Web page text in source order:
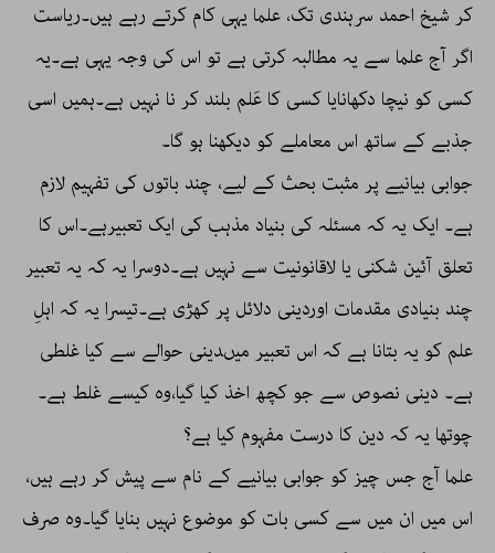
کر شیخ احمد سرہندی تک، علما یہی کام کرتے رہے ہیں۔ریاست
اگر آج علما سے یہ مطالبہ کرتی ہے تو اس کی وجہ یہی ہے۔یہ
کسی کو نیچا دکھانایا کسی کا عَلم بلند کر نا نہیں ہے۔ہمیں اسی
جذبے کے ساتھ اس معاملے کو دیکھنا ہو گا۔
جوابی بیانیے پر مثبت بحث کے لیے، چند باتوں کی تفہیم لازم
ہے۔ ایک یہ کہ مسئلہ کی بنیاد مذہب کی ایک تعبیرہے۔اس کا
تعلق آئین شکنی یا لاقانونیت سے نہیں ہے۔دوسرا یہ کہ یہ تعبیر
چند بنیادی مقدمات اوردینی دلائل پر کھڑی ہے۔تیسرا یہ کہ اہلِ
علم کو یہ بتانا ہے کہ اس تعبیر میںدینی حوالے سے کیا غلطی
ہے۔ دینی نصوص سے جو کچھ اخذ کیا گیا،وہ کیسے غلط ہے۔
چوتھا یہ کہ دین کا درست مفہوم کیا ہے؟
علما آج جس چیز کو جوابی بیانیے کے نام سے پیش کر رہے ہیں،
اس میں ان میں سے کسی بات کو موضوع نہیں بنایا گیا۔وہ صرف